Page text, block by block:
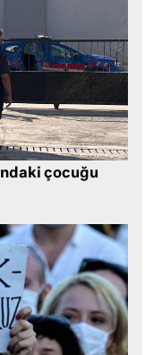
çocuğu